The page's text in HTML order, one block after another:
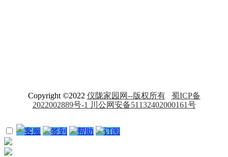
Copyright ©2022 仪陇家园网--版权所有
蜀ICP备
2022002889号-1 川公网安备51132402000161号
客服 签到 帮助 订阅